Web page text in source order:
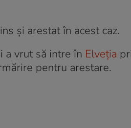
și arestat în acest caz.
a vrut să intre în Elveția
pentru arestare.